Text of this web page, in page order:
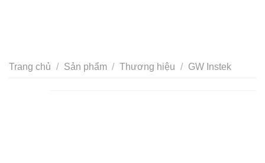
Trang chủ / Sản phẩm / Thương hiệu / GW Instek